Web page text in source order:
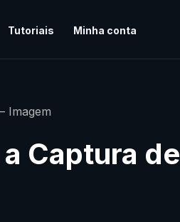
Tutoriais Minha conta
Imagem
Captura de